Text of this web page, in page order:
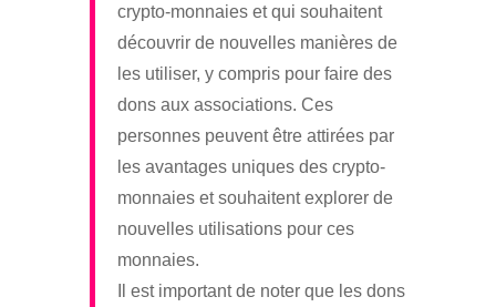
crypto-monnaies et qui souhaitent
découvrir de nouvelles manières de
les utiliser, y compris pour faire des
dons aux associations. Ces
personnes peuvent être attirées par
les avantages uniques des crypto-
monnaies et souhaitent explorer de
nouvelles utilisations pour ces
monnaies.
Il est important de noter que les dons